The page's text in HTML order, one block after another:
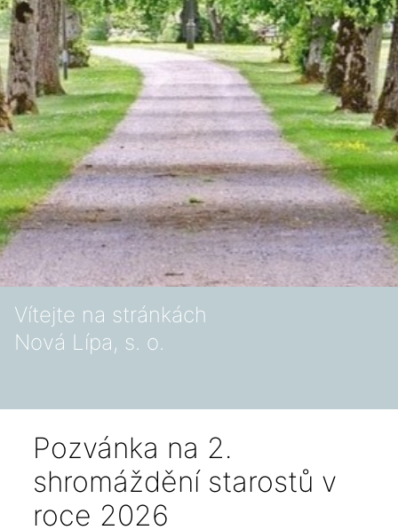
Vítejte na stránkách
Nová Lípa, s. o.
Pozvánka na 2.
shromáždění starostů v
roce 2026